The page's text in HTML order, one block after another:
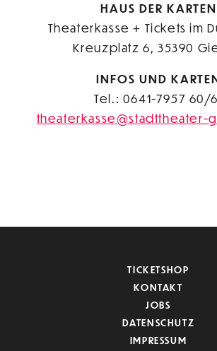
HAUS DER KARTEN
Theaterkasse + Tickets im
Kreuzplatz 6, 35390
INFOS UND
Tel.: 0641-7957 60/
theaterkasse@stadttheater-
TICKETSHOP
KONTAKT
JOBS
DATENSCHUTZ
IMPRESSUM